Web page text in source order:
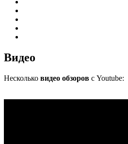
Видео
Несколько видео обзоров с Youtube: